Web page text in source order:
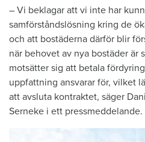
– Vi beklagar att vi inte har
samförståndslösning kring de
och att bostäderna därför blir
när behovet av nya bostäder är
motsätter sig att betala
uppfattning ansvarar för, vilket
att avsluta kontraktet, säger
Serneke i ett pressmeddelande.